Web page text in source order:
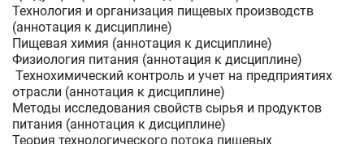
Технология и организация пищевых производств
(аннотация к дисциплине)
Пищевая химия (аннотация к дисциплине)
Физиология питания (аннотация к дисциплине)
Технохимический контроль и учет на предприятиях
отрасли (аннотация к дисциплине)
Методы исследования свойств сырья и продуктов
питания (аннотация к дисциплине)
Теория технологического потока пищевых